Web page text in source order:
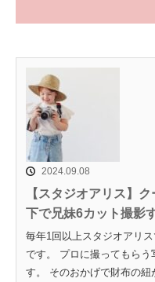
2024.09.08
【スタジオアリス】
下で兄妹6カット撮影
毎年1回以上スタジオアリ
です。 プロに撮ってもらう
す。 そのおかげで財布の